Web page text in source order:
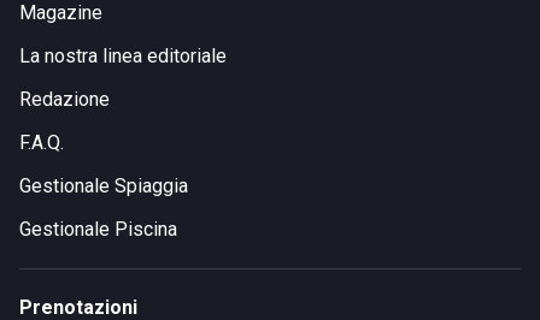
Magazine
La nostra linea editoriale
Redazione
F.A.Q.
Gestionale Spiaggia
Gestionale Piscina
Prenotazioni